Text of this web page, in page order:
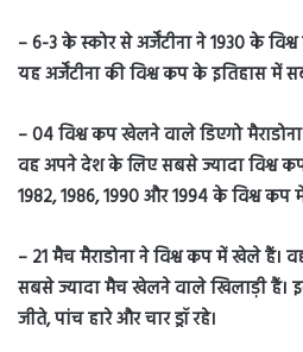
– 6-3 के स्कोर से अर्जेंटीना ने 1930 के
यह अर्जेंटीना की विश्व कप के इतिहास में
– 04 विश्व कप खेलने वाले डिएगो
वह अपने देश के लिए सबसे ज्यादा विश्व
1982, 1986, 1990 और 1994 के विश्व कप
– 21 मैच मैराडोना ने विश्व कप में खेले हैं।
सबसे ज्यादा मैच खेलने वाले खिलाड़ी हैं।
जीते, पांच हारे और चार ड्रॉ रहे।